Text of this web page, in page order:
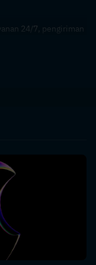
24/7, pengiriman